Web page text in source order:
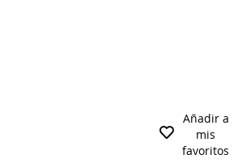
Añadir a
mis
favoritos